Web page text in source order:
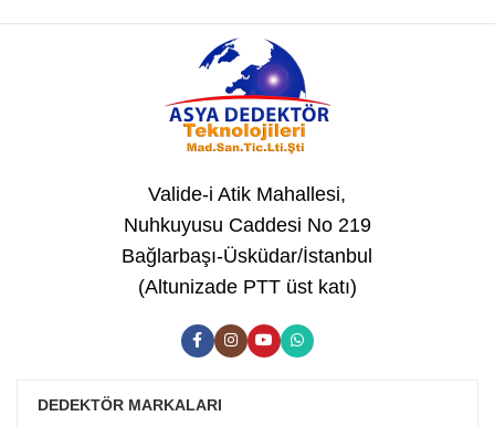
Valide-i Atik Mahallesi,
Nuhkuyusu Caddesi No 219
Bağlarbaşı-Üsküdar/İstanbul
(Altunizade PTT üst katı)
DEDEKTÖR MARKALARI